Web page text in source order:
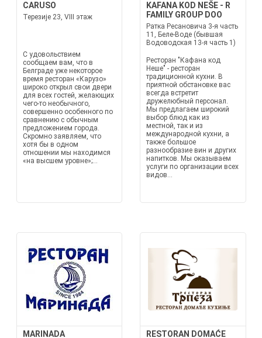
CARUSO
Терезије 23, VIII этаж
С удовольствием
сообщаем вам, что в
Белграде уже некоторое
время ресторан «Карузо»
широко открыл свои двери
для всех гостей, желающих
чего-то необычного,
совершенно особенного по
сравнению с обычным
предложением города.
Скромно заявляем, что
хотя бы в одном
отношении мы находимся
«на высшем уровне»;...
KAFANA KOD NEŠE - R
FAMILY GROUP DOO
Ратка Ресановича 3-я часть
11, Беле-Воде (бывшая
Водоводская 13-я часть 1)
Ресторан "Кафана код
Неше" - ресторан
традиционной кухни. В
приятной обстановке вас
всегда встретит
дружелюбный персонал.
Мы предлагаем широкий
выбор блюд как из
местной, так и из
международной кухни, а
также большое
разнообразие вин и других
напитков. Мы оказываем
услуги по организации всех
видов...
MARINADA RESTORAN DOMAĆE